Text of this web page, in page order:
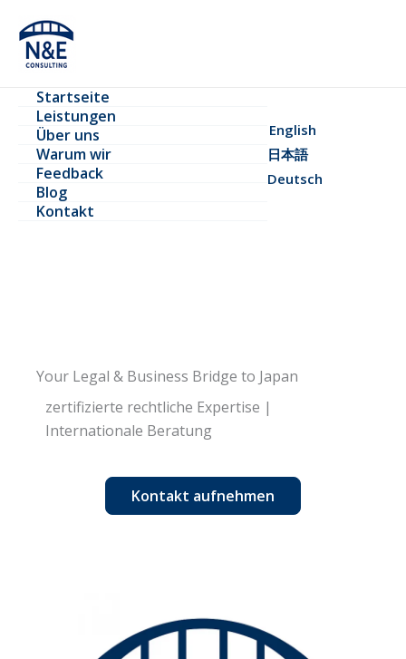
Inhalt
springen
Startseite
Leistungen
Über uns
Warum wir
Feedback
Blog
Kontakt
English
日本語
Deutsch
Your Legal & Business Bridge to Japan
zertifizierte rechtliche Expertise |
Internationale Beratung
Kontakt aufnehmen